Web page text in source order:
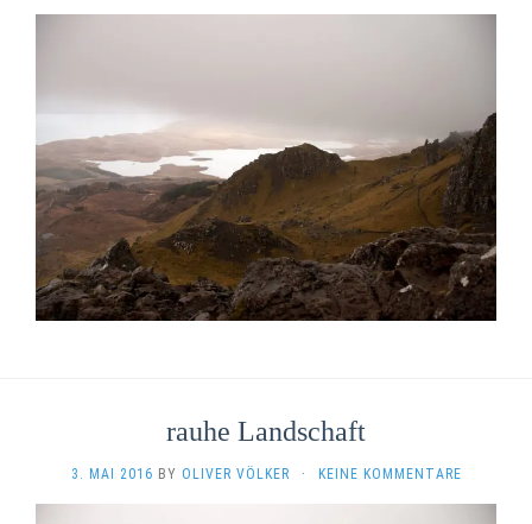
rauhe Landschaft
3. MAI 2016 BY OLIVER VÖLKER · KEINE KOMMENTARE